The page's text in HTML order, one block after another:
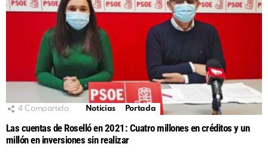
4 Compartido Noticias Portada
Las cuentas de Roselló en 2021: Cuatro millones en créditos y un
millón en inversiones sin realizar